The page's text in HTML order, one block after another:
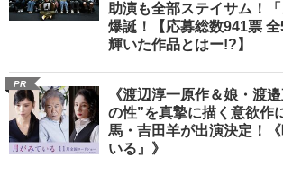
助演も全部ステイサム！「
爆誕！【応募総数941票
輝いた作品とはー!?】
PR
《渡辺淳一原作＆娘・渡
の性”を真摯に描く意欲作
馬・吉田羊が出演決定！
いる』》